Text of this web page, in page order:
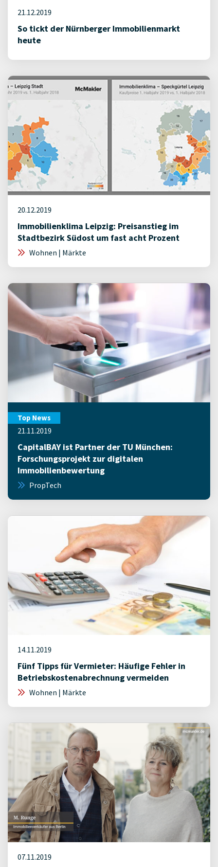
21.12.2019
So tickt der Nürnberger Immobilienmarkt
heute
20.12.2019
Immobilienklima Leipzig: Preisanstieg im
Stadtbezirk Südost um fast acht Prozent
Wohnen | Märkte
Top News
21.11.2019
CapitalBAY ist Partner der TU München:
Forschungsprojekt zur digitalen
Immobilienbewertung
PropTech
14.11.2019
Fünf Tipps für Vermieter: Häufige Fehler in
Betriebskostenabrechnung vermeiden
Wohnen | Märkte
07.11.2019